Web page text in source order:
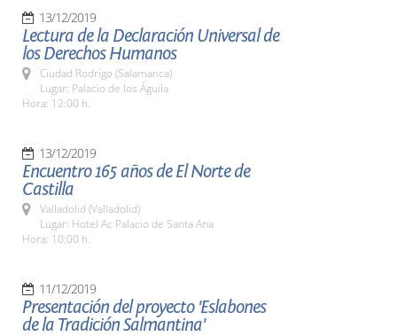
13/12/2019
Lectura de la Declaración Universal de
los Derechos Humanos
Ciudad Rodrigo (Salamanca)
Lugar: Palacio de los Águila
Hora: 12:00 h.
13/12/2019
Encuentro 165 años de El Norte de
Castilla
Valladolid (Valladolid)
Lugar: Hotel Ac Palacio de Santa Ana
Hora: 10:00 h.
11/12/2019
Presentación del proyecto 'Eslabones
de la Tradición Salmantina'